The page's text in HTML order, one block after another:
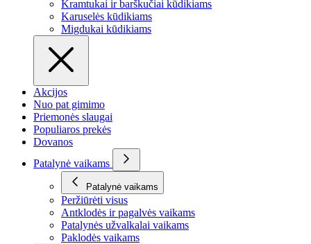
Kramtukai ir barškučiai kūdikiams
Karuselės kūdikiams
Migdukai kūdikiams
Akcijos
Nuo pat gimimo
Priemonės slaugai
Populiaros prekės
Dovanos
Patalynė vaikams
Patalynė vaikams
Peržiūrėti visus
Antklodės ir pagalvės vaikams
Patalynės užvalkalai vaikams
Paklodės vaikams